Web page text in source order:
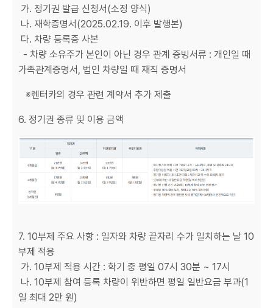
가. 정기권 발급 신청서(소정 양식)
나. 재학증명서(2025.02.19. 이후 발행본)
다. 차량 등록증 사본
- 차량 소유주가 본인이 아닌 경우 관계 증빙서류 : 개인일 때
가족관계증명서, 법인 차량일 때 재직 증명서
※렌터카의 경우 관련 계약서 추가 제출
6. 정기권 종류 및 이용 금액
7. 10부제 주요 사항 : 일자와 차량 끝자리 수가 일치하는 날 10
부제 적용
가. 10부제 적용 시간 : 학기 중 평일 07시 30분 ~ 17시
나. 10부제 참여 등록 차량이 위반하면 평일 일반요금 부과(1
일 최대 2만 원)